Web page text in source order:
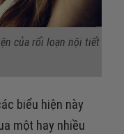
của rối loạn nội tiết
biểu hiện này
một hay nhiều